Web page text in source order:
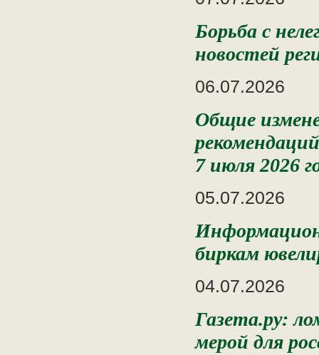
Борьба с
новостей
06.07.2026
Общие
7 июля 2026
05.07.2026
биркам
04.07.2026
Газета.ру:
мерой для